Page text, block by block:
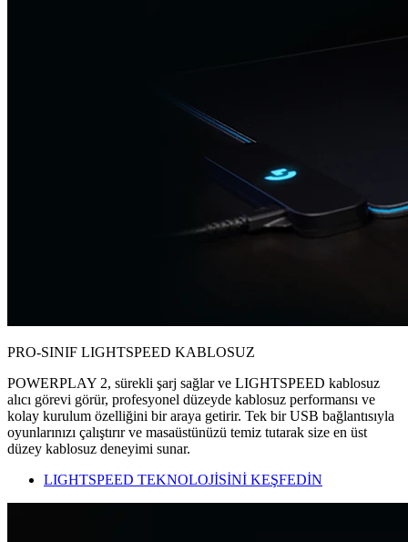
PRO-SINIF LIGHTSPEED KABLOSUZ
POWERPLAY 2, sürekli şarj sağlar ve LIGHTSPEED kablosuz
alıcı görevi görür, profesyonel düzeyde kablosuz performansı ve
kolay kurulum özelliğini bir araya getirir. Tek bir USB bağlantısıyla
oyunlarınızı çalıştırır ve masaüstünüzü temiz tutarak size en üst
düzey kablosuz deneyimi sunar.
LIGHTSPEED TEKNOLOJİSİNİ KEŞFEDİN